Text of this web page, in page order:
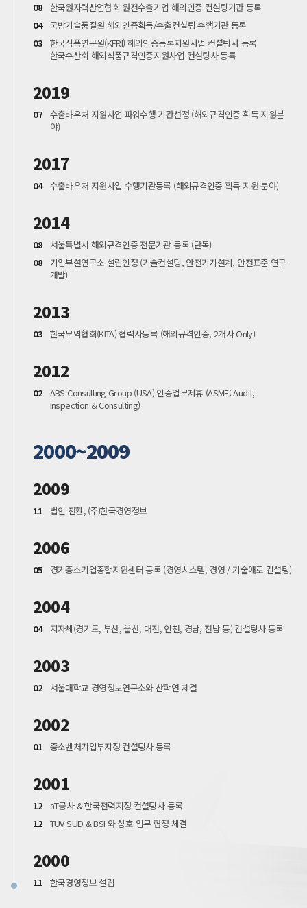
08 한국원자력산업협회 원전수출기업 해외인증 컨설팅기관 등록
04 국방기술품질원 해외인증획득/수출컨설팅 수행기관 등록
03 한국식품연구원(KFRI) 해외인증등록지원사업 컨설팅사 등록
한국수산회 해외식품규격인증지원사업 컨설팅사 등록
2019
07 수출바우처 지원사업 파워수행 기관선정 (해외규격인증 획득 지원분
야)
2017
04 수출바우처 지원사업 수행기관등록 (해외규격인증 획득 지원 분야)
2014
08
서울특별시 해외규격인증 전문기관 등록 (단독)
08 기업부설연구소 설립인정 (기술컨설팅, 안전기기설계, 안전표준 연구
개발)
2013
03 한국무역협회(KITA) 협력사등록 (해외규격인증, 2개사 Only)
2012
02 ABS Consulting Group (USA) 인증업무제휴 (ASME; Audit,
Inspection & Consulting)
2000~2009
2009
11 법인 전환, (주)한국경영정보
2006
05 경기중소기업종합지원센터 등록 (경영시스템, 경영 / 기술애로 컨설팅)
2004
04 지자체(경기도, 부산, 울산, 대전, 인천, 경남, 전남 등) 컨설팅사 등록
2003
02 서울대학교 경영정보연구소와 산학연 체결
2002
01 중소벤처기업부지정 컨설팅사 등록
2001
12
aT공사 & 한국전력지정 컨설팅사 등록
12 TUV SUD & BSI 와 상호 업무 협정 체결
2000
11 한국경영정보 설립